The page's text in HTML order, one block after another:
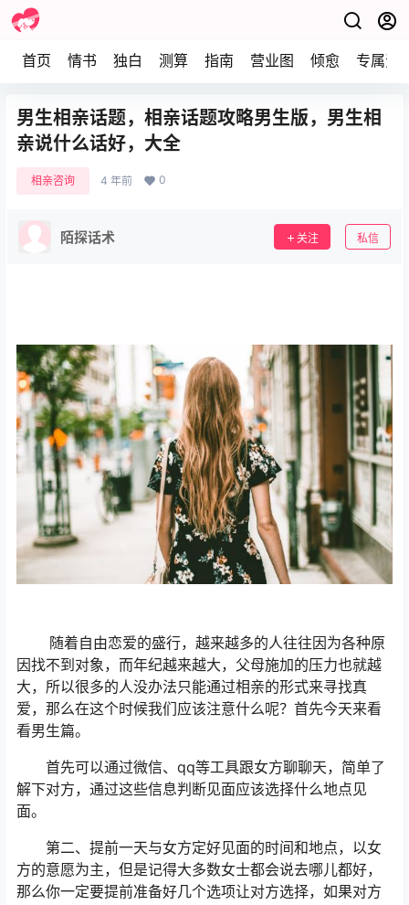
首页 情书 独白 测算 指南 营业图 倾愈 专属资
男生相亲话题，相亲话题攻略男生版，男生相
亲说什么话好，大全
相亲咨询 4 年前 0
陌探话术 关注 私信
随着自由恋爱的盛行，越来越多的人往往因为各种原
因找不到对象，而年纪越来越大，父母施加的压力也就越
大，所以很多的人没办法只能通过相亲的形式来寻找真
爱，那么在这个时候我们应该注意什么呢？首先今天来看
看男生篇。
首先可以通过微信、qq等工具跟女方聊聊天，简单了
解下对方，通过这些信息判断见面应该选择什么地点见
面。
第二、提前一天与女方定好见面的时间和地点，以女
方的意愿为主，但是记得大多数女士都会说去哪儿都好，
那么你一定要提前准备好几个选项让对方选择，如果对方